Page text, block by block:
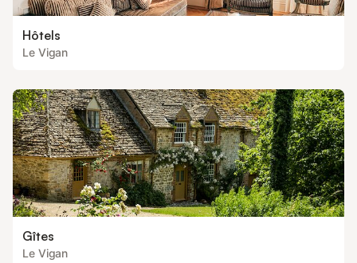
Hôtels
Le Vigan
Gîtes
Le Vigan